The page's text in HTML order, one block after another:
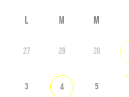
L M M
27 28 29
3 4 5